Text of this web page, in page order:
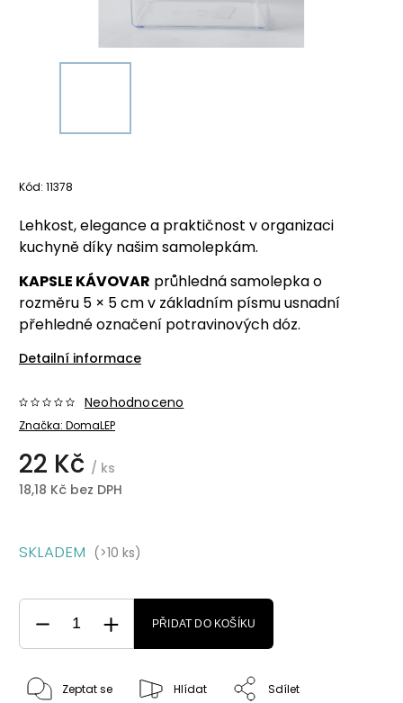
Kód: 11378
Lehkost, elegance a praktičnost v organizaci
kuchyně díky našim samolepkám.
KAPSLE KÁVOVAR průhledná samolepka o
rozměru 5 × 5 cm v základním písmu usnadní
přehledné označení potravinových dóz.
Detailní informace
Značka: DomaLEP
Neohodnoceno
22 Kč / ks
18,18 Kč bez DPH
SKLADEM (>10 ks)
PŘIDAT DO KOŠÍKU
Zeptat se Hlídat Sdílet